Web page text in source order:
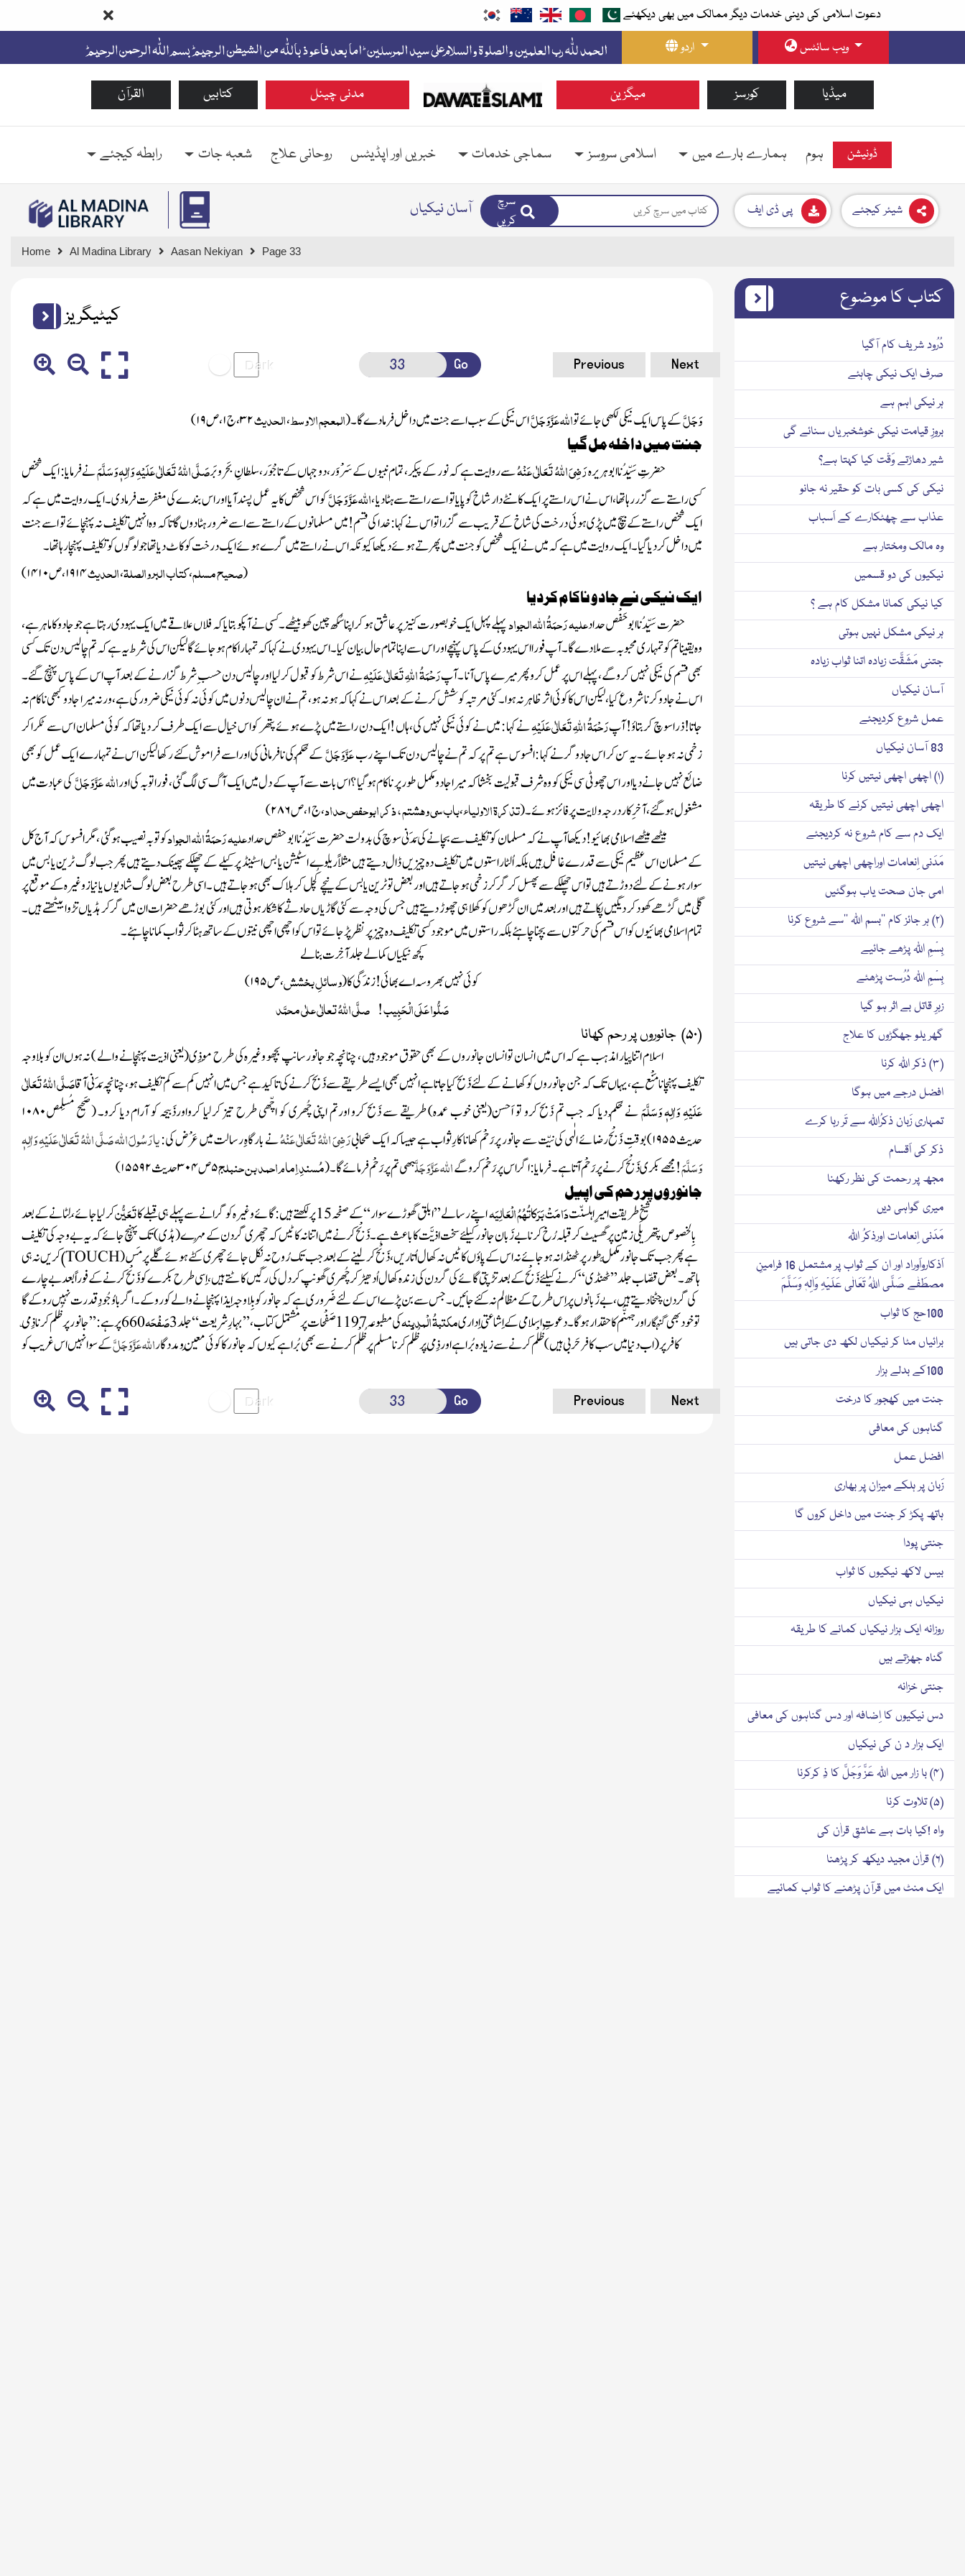
دعوت اسلامی کی دینی خدمات دیگر ممالک میں بھی دیکھئے
اردو
ویب سائٹس
القرآن کتابیں مدنی چینل میگزین کورسز میڈیا
ہوم ہمارے بارے میں اسلامی سروسز سماجی خدمات خبریں اور اپڈیٹس روحانی علاج شعبہ جات رابطہ کیجئے ڈونیشن
آسان نیکیاں
سرچ
کریں
پی ڈی ایف شیئر کیجئے
Home Al Madina Library Aasan Nekiyan Page 33
کیٹیگریز
Go Previous Next
وَجَلَّکے پاس ایک نیکی لکھی جائے تواللّٰہعَزَّ وَجَلَّاس نیکی کے سبب اسے جنت میں داخل فرمادے گا ۔(المعجم الاوسط،الحدیث۳۲، ج۱، ص۱۹)
جنت میں داخلہ مل گیا
حضرتِ سَیِّدُنا ابوہریرہرَضِیَ اللہُ تَعَالٰی عَنْہُسے روایت ہے کہ نور کے پیکر، تمام نبیوں کے سَرْوَر، دو جہاں کے تاجْوَر، سلطانِ بَحرو بَرصَلَّی اللہُ تَعَالٰی عَلَیْہِ وَاٰلِہٖ وَسَلَّمَنے فرمایا : ایک شخص
کسی راستے سے گزررہا تھا، اس نے اس راستے پر ایک کانٹے دار شاخ کو پایا تو اسے راستے سے ہٹادیا ،اللّٰہعَزَّ وَجَلَّکو اس شخص کا یہ عمل پسند آیا اور اس بندے کی مغفرت فرمادی۔ایک روایت میں ہے کہ
ایک شخص راستے کے بیچ میں پڑی ہوئی درخت کی شاخ کے قریب سے گزرا تو اس نے کہا : خدا کی قسم! میں مسلمانوں کے راستے سے اسے ضرور ہٹادوں گا تاکہ وہ انہیں تکلیف نہ پہنچائے تو اسے جنت
میں داخل کردیا گیا۔ایک روایت میں ہے کہ میں نے ایک شخص کو جنت میں پھرتے ہوئے دیکھا کیونکہ اس نے راستے میں گرے ہوئے ایک درخت کو کاٹ دیا تھا جو لوگوں کو تکلیف پہنچا رہا تھا ۔
(صحیح مسلم،کتاب البر والصلۃ،الحدیث۱۹۱۴، ص۱۴۱۰)
ایک نیکی نے جادو ناکام کردیا
حضرت سَیِّدُنا ابو حَفْص حدادعلیہ رَحمَۃُ اللّٰہ الجوادپہلے پہل ایک خوبصورت کنیز پر عاشق ہو کر اپنا سُکھ چین کھو بیٹھے۔کسی نے آپکو بتایا کہ فلاں علاقے میں ایک یہودی رہتا ہے جو جادو کا ماہرہے،
وہ یقینا تم کو تمہاری محبوبہ سے ملا دے گا ۔آپ فورا اس یہودی کے پاس پہنچے اور اس سے اپنا تمام حال بیان کیا ۔اس یہودی نے کہا کہ تمہارا کام ہوجائے گا لیکن اس کی شرط یہ ہے کہ تم چالیس دن تک کسی
بھی قسم کی نیکی نہیں کرو گے ، پہلے اس پر عمل کرو پھر میرے پاس آنا ۔آپرَحْمَۃُ اللہِ تَعَالٰی عَلَیْہِنے اس شرط کو قبول کر لیا اورچالیس دن حسب ِشرط گزارنے کے بعد آپ اس کے پاس پہنچ گئے ۔
اس نے جادو کرنا شروع کیا ، لیکن اس کا کوئی اثر ظاہر نہ ہوا ۔کئی مرتبہ کوشش کرنے کے بعد اس نے کہاکہ ہو نہ ہو ، تم نے ان چالیس دنوں میں کوئی نہ کوئی نیکی ضرور کی ہے ، ورنہ میرا جادو کبھی ناکام نہ
جاتا!ذرا سوچ کر بتاؤ! آپرَحْمَۃُ اللہِ تَعَالٰی عَلَیْہِنے کہا : میں نے کوئی نیکی نہیں کی، ہاں !ایک دن راستے میں پڑے ہوئے پتھر کو اس خیال سے ایک طرف کر دیا تھاکہ کوئی مسلمان اس سے ٹکرا کر
زخمی نہ ہو جائے ۔یہ سن کر اس جادوگر نے کہا : افسوس ہے تم پر کہ تم نے چالیس دن تک اپنے ربعَزَّ وَجَلَّکے حُکْم کی نافرمانی کی اور اسے فراموش کئے رکھا لیکن اس نے تمہارے ایک عمل کو بھی
ضائع نہیں جانے دیا اور اس چھوٹی سی نیکی کو وہ شرف قبولیت بخشا کہ میرا جادو مکمل طور پر ناکام ہو گیا ؟اس بات سے آپ کے دل میں ایک آگ سی لگ گئی ، فورا توبہ کی اوراللہعَزَّ وَجَلَّکی عبادت میں
مشغول ہوگئے ، آخرِ کاردرجہ ولایت پر فائز ہو ئے ۔(تذکرۃ الاولیاء،باب سی وھشتم ، ذکر ابو حفص حداد، ج۱، ص۲۸۶)
میٹھے میٹھے اسلامی بھائیو!دیکھا آپ نے کہ مسلمان کو تکلیف سے بچانے کی مَدَنی سوچ کی بدولت حضرت سَیِّدُنا ابو حفص حدادعلیہ رَحمَۃُ اللّٰہ الجوادکو توبہ نصیب ہو گئی ، مگر افسوس کہ آج کل
کے مسلمان اس عظیم نیکی سے قدرے غافِل ہیں بلکہ اُلٹا راستوں میں تکلیف دہ چیزیں ڈال دیتے ہیں مثلاً ریلوے اسٹیشن یا بس اسٹینڈ پر کیلے کے چھلکے پھینک دیتے ہیں پھر جب لوگ ٹرین یا بس میں
سوار ہونے کے لئے دوڑتے ہیں تو اس چھلکے سے پھسل کر گر کر زخمی ہوجاتے ہیں اور بعض تو ٹرین یا بس کے نیچے کُچل کر ہلاک بھی ہو جاتے ہیں ۔اسی طرح بعض لوگ شادیوں یا نیاز وغیرہ کے موقع پر
گلی میں گڑھے کھود کر دیگیں پکاتے ہیں اور بعد میں ان گڑھوں کو کھلا ہی چھوڑ دیتے ہیں جس کی وجہ سے کئی گاڑیاں حادثے کا شکار ہوتی ہیں اور کئی بوڑھے حضرات ان میں گر کر ہڈیاں تڑوا بیٹھتے ہیں ۔
تمام اسلامی بھائیو ں کو اس قسم کی حرکتوں سے بچنا چاہئے بلکہ راستوں میں موجود کسی تکلیف دہ چیز پر نظر پڑ جائے تو اس کواچھی اچھی نیتوں کے ساتھ ہٹا کر ثواب کمانا چاہئے ۔
کچھ نیکیاں کمالے جلد آخِرت بنالے
کوئی نہیں بھروسہ اے بھائی! زندَگی کا(وسائلِ بخشش، ص۱۹۵)
صَلُّوا عَلَی الْحَبِیب ! صلَّی اللّٰہُ تعالٰی علٰی محمَّد
(۵۰) جانوروں پر رحم کھانا
اسلام اتنا پیار امذہب ہے کہ اس میں انسان تو انسان جانوروں کے بھی حقوق موجودہیں ، چنانچہ جو جانورسانپ بچھو وغیرہ کی طرح مُوذِی(یعنی اذیت پہنچانے والے )نہ ہوں ان کو بلاوجہ
تکلیف پہنچانا مَنْع ہے ، یہاں تک کہ جن جانوروں کو کھانے کے لئے ذَبح کیا جاتا ہے انہیں بھی ایسے طریقے سے ذَبح کرنے کی تاکید ہے جس میں انہیں کم سے کم تکلیف ہو ، چنانچہ مَدَنی آقاصَلَّی اللہُ تَعَالٰی
عَلَیْہِ وَاٰلِہٖ وَسَلَّمَنے حُکْم دیا کہ جب تم ذَبح کرو تو اَحسن(یعنی خوب عمدہ)طریقے سے ذَبح کرو اورتم اپنی چُھری کو اچّھی طرح تیز کرلیا کرواورذَبیحہ کو آرام دیا کرو۔(صَحیح مُسلِمص۱۰۸۰
حدیث۱۹۵۵)بوقتِ ذَبْح رضائے الٰہی کی نیّت سے جانور پر رَحْم کھاناکارِثوابہے جیساکہ ایک صَحابیرَضِیَ اللہُ تَعَالٰی عَنْہُنے بارگاہِ رسالت میں عَرْض کی :یارَسُولَ اللہ صَلَّی اللہُ تَعَالٰی عَلَیْہِ وَاٰلِہٖ
وَسَلَّمَ!مجھے بکری ذَبْح کرنے پر رَحْم آتا ہے ۔ فرمایا :اگر اس پر رَحْم کرو گےاللہ عَزَّ وَجَلَّبھی تم پر رَحْم فرمائے گا۔(مُسندِ اِمام احمد بن حنبلج۵ص۳۰۴حدیث۱۵۵۹۲)
جانوروں پر رحم کی اپیل
شیخِ طریقتامیرِ اہلسنّتدَامَتْ بَرَکاتُہُمُ الْعَالِیَہاپنے رسالے ’’ابلق گھوڑے سوار‘‘ کے صفحہ15پر لکھتے ہیں :گائےوغیرہ کوگرانے سے پہلے ہی قبلے کاتَعَیُّنکر لیا جائے ، لِٹانے کے بعد
بِالخصوص پتھریلی زمین پر گھسیٹ کر قبلہ رُخ کرنابے زَبا ن جانورکیلئے سخت اذیَّت کا باعث ہے ۔ ذَبْح کرنے میں اتنا نہ کاٹیں کہ چھری گردن کے مُہرے(ہڈی)تک پہنچ جائے کہ یہ بے وجہ کی تکلیف
ہے پھر جب تک جانور مکمَّل طور پر ٹھنڈا نہ ہو جائے نہ اس کے پاؤں کاٹیں نہ کھال اُتاریں ، ذَبْح کر لینے کے بعد جب تک رُوح نہ نکل جائے چھری کٹے ہوئے گلے پر مَس(
TOUCH
)کریںنہ ہی
ہاتھ۔بعض قصّاب جلد ’’ٹھنڈی ‘‘ کرنے کیلئے ذَبْح کے بعد تڑپتی گائے کی گردن کی زندہ کھال اُدھیڑ کر چُھری گھونپ کر دل کی رگیں کاٹتے ہیں ، اِسی طرح بکرے کوذَبْح کرنے کے فوراً بعد بے چارے
کی گردن چٹخا دیتے ہیں ، بے زَبا نو ں پر اِس طرح کے مظالم نہ کئے جائیں ۔ جس سے بن پڑے اس کے لئے ضَروری ہے کہ جانور کوبِلا وجہ اِیذا پہنچانے والے کو روکے ۔ اگر باوُجُودِ قدرت نہیں روکے گا
تو خود بھی گنہگار اور جہنَّم کا حقدار ہو گا۔دعوتِ اسلامیکے اِشاعتی اِداریمکتبۃُ الْمدینہکیمطبوعہ1197 صَفْحات پر مشتمل کتاب ، ’’بہارِ شریعت‘‘ جلد3صَفْحَہ660پر ہے :
’’ جانو ر پرظُلم کرنا ذِمّی
کافرپر(اب دنیا میں سب کافر حَربی ہیں )ظُلْم کرنے سے زیادہ بُرا ہے اور ذِمّی پر ظُلْم کرنا مسلم پر ظُلْم کرنے سے بھی بُرا ہے کیوں کہ جانور کا کوئی مُعِین و مددگاراللہ عَزَّ وَجَلَّکے سوا نہیں اس غریب کو
Go Previous Next
کتاب کا موضوع
دُرُود شریف کام آگیا
صرف ایک نیکی چاہئے
ہر نیکی اہم ہے
بروزِ قیامت نیکی خوشخبریاں سنائے گی
شیر دھاڑتے وَقْت کیا کہتا ہے؟
نیکی کی کسی بات کو حقیر نہ جانو
عذاب سے چھٹکارے کے اَسباب
وہ مالک ومختار ہے
نیکیوں کی دو قسمیں
کیا نیکی کمانا مشکل کام ہے ؟
ہر نیکی مشکل نہیں ہوتی
جتنی مَشَقَّت زیادہ اتنا ثواب زیادہ
آسان نیکیاں
عمل شروع کردیجئے
83 آسان نیکیاں
(۱) اچھی اچھی نیتیں کرنا
اچھی اچھی نیتیں کرنے کا طریقہ
ایک دم سے کام شروع نہ کردیجئے
مَدَنی اِنعامات اوراچھی اچھی نیتیں
امی جان صحت یاب ہوگئیں
(۲) ہر جائز کام ’’بسم اللّٰہ ‘‘سے شروع کرنا
بِسْمِ اللّٰہ پڑھے جائیے
بِسْمِ اللّٰہ دُرُست پڑھئے
زہرِ قاتل بے اثر ہو گیا
گھر یلو جھگڑوں کا علاج
(۳) ذکر اللّٰہ کرنا
افضل درجے میں ہوگا
تمہاری زَبان ذکرُاللّٰہ سے تَر رہا کرے
ذکر کی اَقسام
مجھ پر رحمت کی نظر رکھنا
میری گواہی دیں
مَدَنی اِنعامات اورذکرُ اللّٰہ
اَذکارواَوراد اور ان کے ثواب پر مشتمل 16 فرامینِ
مصطَفٰے صَلَّی اللہُ تَعَالٰی عَلَیْہِ وَاٰلِہٖ وَسَلَّمَ
100حج کا ثواب
برائیاں مٹا کر نیکیاں لکھ دی جاتی ہیں
100کے بدلے ہزار
جنت میں کھجور کا درخت
گناہوں کی معافی
افضل عمل
زَبان پر ہلکے میزان پر بھاری
ہاتھ پکڑ کر جنت میں داخل کروں گا
جنتی پودا
بیس لاکھ نیکیوں کا ثواب
نیکیاں ہی نیکیاں
روزانہ ایک ہزار نیکیاں کمانے کا طریقہ
گناہ جھڑتے ہیں
جنتی خزانہ
دس نیکیوں کا اِضافہ اور دس گناہوں کی معافی
ایک ہزار د ن کی نیکیاں
(۴) با زار میں اللّٰہ عَزَّ وَجَلَّ کا ذِ کرکرنا
(۵) تلاوت کرنا
واہ !کیا بات ہے عاشقِ قراٰن کی
(۶) قراٰن مجید دیکھ کر پڑھنا
ایک منٹ میں قرآن پڑھنے کا ثواب کمائیے